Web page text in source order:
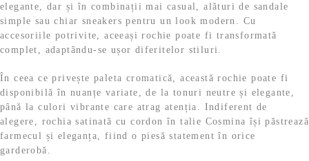
elegante, dar și în combinații mai casual, alături de sandale
simple sau chiar sneakers pentru un look modern. Cu
accesoriile potrivite, aceeași rochie poate fi transformată
complet, adaptându-se ușor diferitelor stiluri.
În ceea ce privește paleta cromatică, această rochie poate fi
disponibilă în nuanțe variate, de la tonuri neutre și elegante,
până la culori vibrante care atrag atenția. Indiferent de
alegere, rochia satinată cu cordon în talie Cosmina își păstrează
farmecul și eleganța, fiind o piesă statement în orice
garderobă.